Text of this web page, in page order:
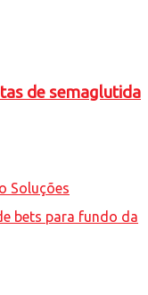
de semaglutida
Soluções